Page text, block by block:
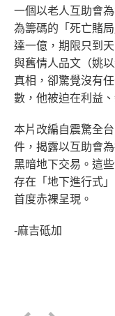
一個以老人互助會
為籌碼的「死亡賭
達一億，期限只到
與舊情人品文（姚
真相，卻驚覺沒有
數，他被迫在利益
本片改編自震驚全
件，揭露以互助會
黑暗地下交易。這
存在「地下進行式
首度赤裸呈現。
-麻吉砥加